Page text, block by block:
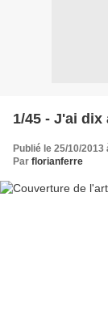
1/45 - J'ai dix
Publié le 25/10/2013
Par florianferre